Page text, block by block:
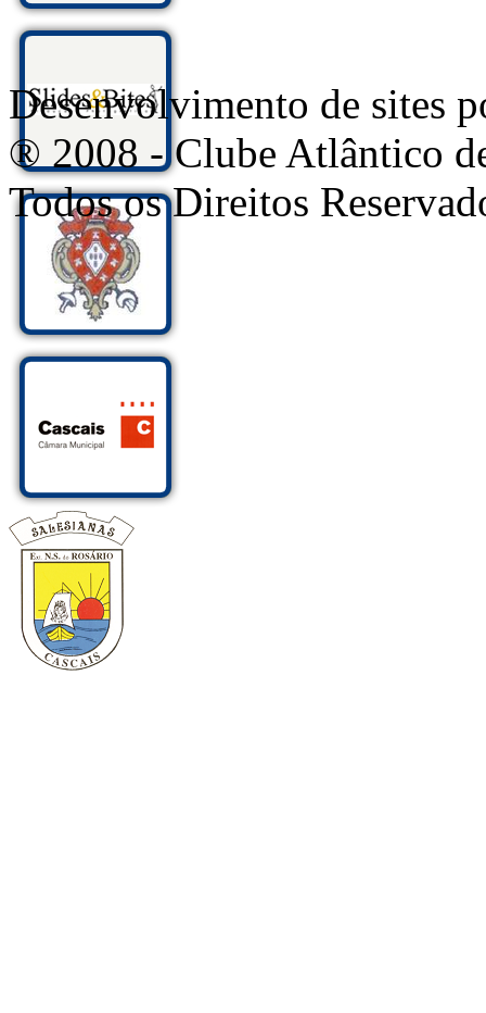
Desenvolvimento de sites
® 2008 - Clube Atlântico
Todos os Direitos